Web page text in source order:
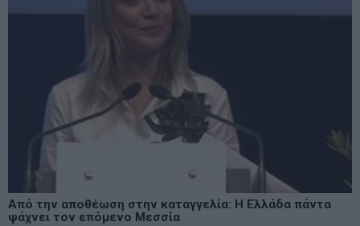
Από την αποθέωση στην καταγγελία: Η Ελλάδα πάντα
ψάχνει τον επόμενο Μεσσία